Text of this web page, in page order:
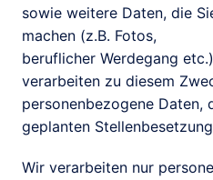
sowie weitere Daten, die
machen (z.B. Fotos,
beruflicher Werdegang
verarbeiten zu diesem
personenbezogene Daten,
geplanten
Wir verarbeiten nur